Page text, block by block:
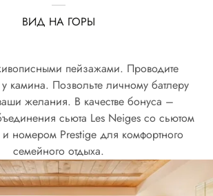
ВИД НА ГОРЫ
пейзажами. Проводите
камина. Позвольте личному батлеру
желания. В качестве бонуса –
сьюта Les Neiges со сьютом
и номером Prestige для комфортного
семейного отдыха.